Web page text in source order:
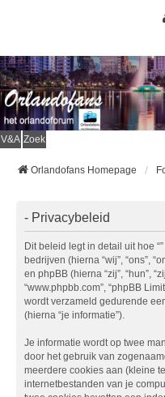
V&A Zoek
Orlandofans Homepage
- Privacybeleid
Dit beleid legt in detail uit hoe
bedrijven (hierna “wij”, “ons”,
en phpBB (hierna “zij”, “hun”,
“www.phpbb.com”, “phpBB
wordt verzameld gedurende
(hierna “je informatie”).
Je informatie wordt op twee
door het gebruik van
meerdere cookies aan (kleine
internetbestanden van je